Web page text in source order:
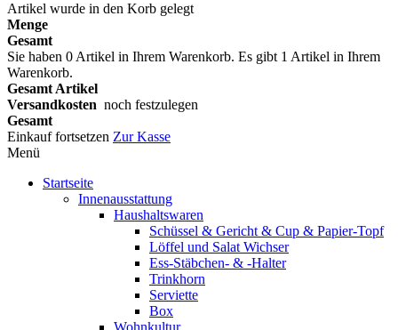
Artikel wurde in den Korb gelegt
Menge
Gesamt
Sie haben 0 Artikel in Ihrem Warenkorb. Es gibt 1 Artikel in Ihrem
Warenkorb.
Gesamt Artikel
Versandkosten noch festzulegen
Gesamt
Einkauf fortsetzen Zur Kasse
Menü
Startseite
Innenausstattung
Haushaltswaren
Schüssel & Gericht & Cup & Papier-Topf
Löffel und Salat Wichser
Ess-Stäbchen- & -Halter
Trinkhorn
Serviette
Box
Wohnkultur